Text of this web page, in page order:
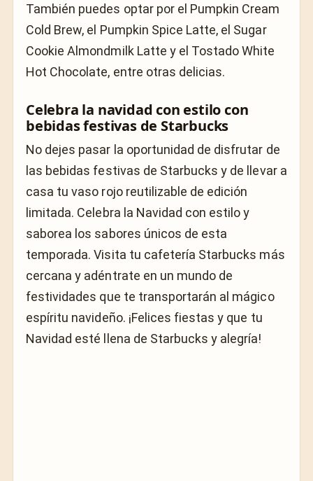
También puedes optar por el Pumpkin Cream
Cold Brew, el Pumpkin Spice Latte, el Sugar
Cookie Almondmilk Latte y el Tostado White
Hot Chocolate, entre otras delicias.
Celebra la navidad con estilo con
bebidas festivas de Starbucks
No dejes pasar la oportunidad de disfrutar de
las bebidas festivas de Starbucks y de llevar a
casa tu vaso rojo reutilizable de edición
limitada. Celebra la Navidad con estilo y
saborea los sabores únicos de esta
temporada. Visita tu cafetería Starbucks más
cercana y adéntrate en un mundo de
festividades que te transportarán al mágico
espíritu navideño. ¡Felices fiestas y que tu
Navidad esté llena de Starbucks y alegría!